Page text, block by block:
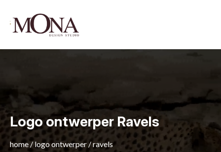
Logo ontwerper Ravels
home/logo ontwerper /ravels